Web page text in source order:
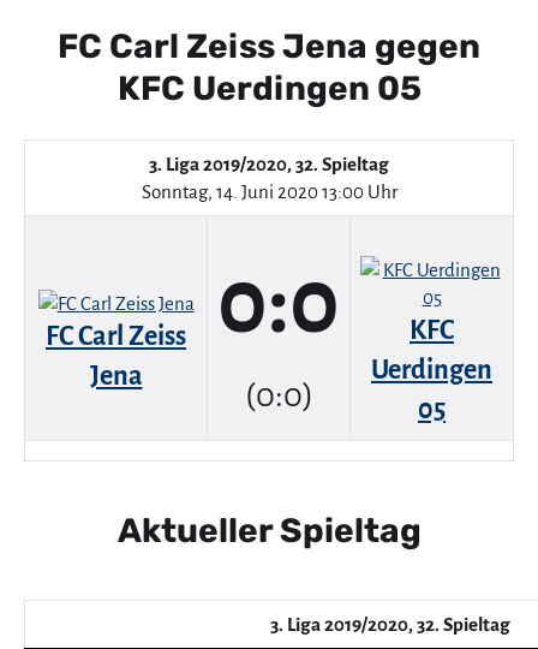
FC Carl Zeiss Jena gegen
KFC Uerdingen 05
3. Liga 2019/2020, 32. Spieltag
Sonntag, 14. Juni 2020 13:00 Uhr
FC Carl Zeiss
Jena
0:0
(0:0)
KFC
Uerdingen
05
Aktueller Spieltag
3. Liga 2019/2020, 32. Spieltag